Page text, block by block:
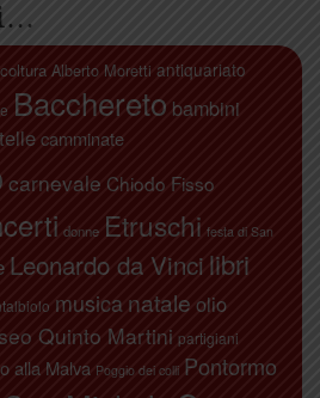
Alberto Moretti antiquariato
Bacchereto bambini
camminate
carnevale Chiodo Fisso
donne Etruschi festa di San
Leonardo da Vinci libri
musica natale olio
Quinto Martini partigiani
alla Malva Poggio dei colli Pontormo